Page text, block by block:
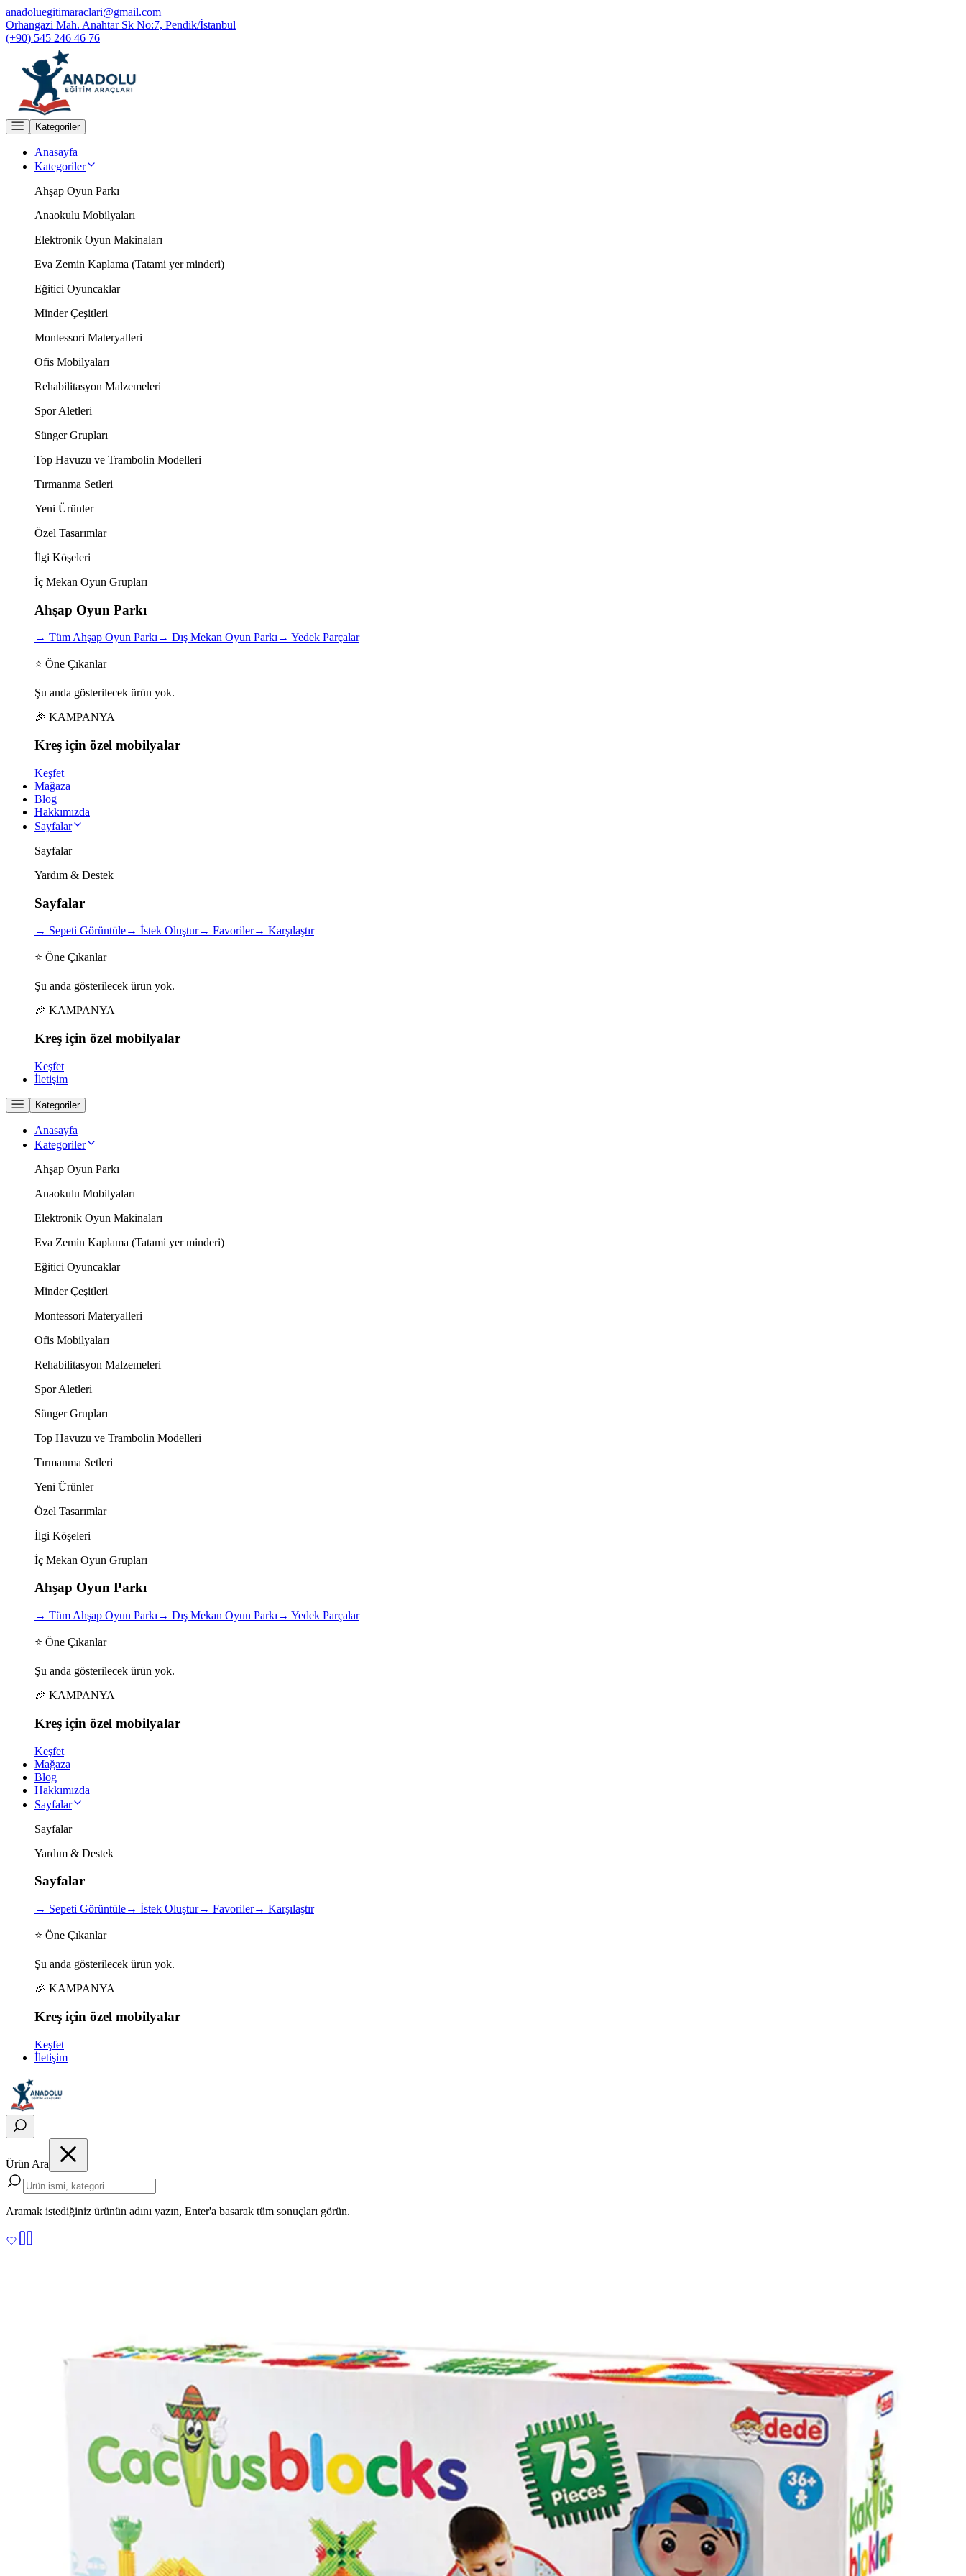
anadoluegitimaraclari@gmail.com
Orhangazi Mah. Anahtar Sk No:7, Pendik/İstanbul
(+90) 545 246 46 76
Kategoriler
Anasayfa
Kategoriler
Ahşap Oyun Parkı
Anaokulu Mobilyaları
Elektronik Oyun Makinaları
Eva Zemin Kaplama (Tatami yer minderi)
Eğitici Oyuncaklar
Minder Çeşitleri
Montessori Materyalleri
Ofis Mobilyaları
Rehabilitasyon Malzemeleri
Spor Aletleri
Sünger Grupları
Top Havuzu ve Trambolin Modelleri
Tırmanma Setleri
Yeni Ürünler
Özel Tasarımlar
İlgi Köşeleri
İç Mekan Oyun Grupları
Ahşap Oyun Parkı
→ Tüm Ahşap Oyun Parkı→ Dış Mekan Oyun Parkı→ Yedek Parçalar
⭐ Öne Çıkanlar
Şu anda gösterilecek ürün yok.
🎉 KAMPANYA
Kreş için özel mobilyalar
Keşfet
Mağaza
Blog
Hakkımızda
Sayfalar
Sayfalar
Yardım & Destek
Sayfalar
→ Sepeti Görüntüle→ İstek Oluştur→ Favoriler→ Karşılaştır
⭐ Öne Çıkanlar
Şu anda gösterilecek ürün yok.
🎉 KAMPANYA
Kreş için özel mobilyalar
Keşfet
İletişim
Kategoriler
Anasayfa
Kategoriler
Ahşap Oyun Parkı
Anaokulu Mobilyaları
Elektronik Oyun Makinaları
Eva Zemin Kaplama (Tatami yer minderi)
Eğitici Oyuncaklar
Minder Çeşitleri
Montessori Materyalleri
Ofis Mobilyaları
Rehabilitasyon Malzemeleri
Spor Aletleri
Sünger Grupları
Top Havuzu ve Trambolin Modelleri
Tırmanma Setleri
Yeni Ürünler
Özel Tasarımlar
İlgi Köşeleri
İç Mekan Oyun Grupları
Ahşap Oyun Parkı
→ Tüm Ahşap Oyun Parkı → Dış Mekan Oyun Parkı → Yedek Parçalar
⭐ Öne Çıkanlar
Şu anda gösterilecek ürün yok.
🎉 KAMPANYA
Kreş için özel mobilyalar
Keşfet
Mağaza
Blog
Hakkımızda
Sayfalar
Sayfalar
Yardım & Destek
Sayfalar
→ Sepeti Görüntüle→ İstek Oluştur→ Favoriler→ Karşılaştır
⭐ Öne Çıkanlar
Şu anda gösterilecek ürün yok.
🎉 KAMPANYA
Kreş için özel mobilyalar
Keşfet
İletişim
Ürün Ara
Aramak istediğiniz ürünün adını yazın, Enter'a basarak tüm sonuçları görün.